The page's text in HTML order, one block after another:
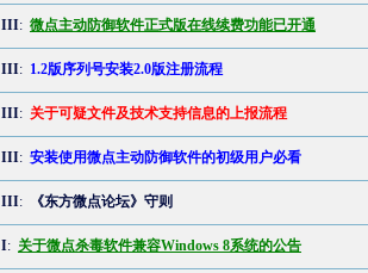
III: 微点主动防御软件正式版在线续费功能已开通
III: 1.2版序列号安装2.0版注册流程
III: 关于可疑文件及技术支持信息的上报流程
III: 安装使用微点主动防御软件的初级用户必看
III: 《东方微点论坛》守则
I: 关于微点杀毒软件兼容Windows 8系统的公告